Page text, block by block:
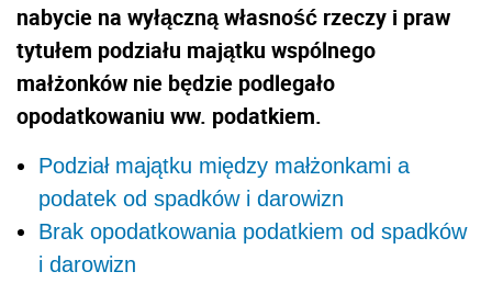
nabycie na wyłączną własność rzeczy i praw
tytułem podziału majątku wspólnego
małżonków nie będzie podlegało
opodatkowaniu ww. podatkiem.
Podział majątku między małżonkami a
podatek od spadków i darowizn
Brak opodatkowania podatkiem od spadków
i darowizn